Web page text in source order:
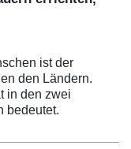
ist der
den Ländern.
in den zwei
bedeutet.